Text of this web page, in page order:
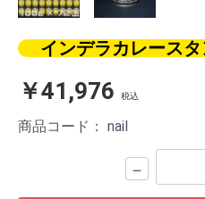
インデラカレース
￥41,976 税込
商品コード： nail
－